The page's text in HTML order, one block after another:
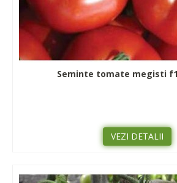
Seminte tomate megisti
VEZI DETALII